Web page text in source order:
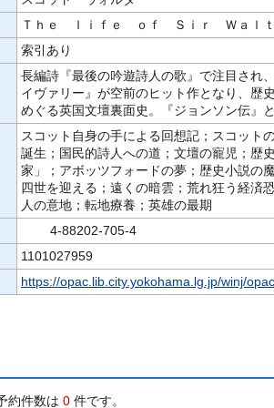
Ｔｈｅ ｌｉｆｅ ｏｆ Ｓｉｒ Ｗａｌｔ
索引あり
長編詩『最後の吟遊詩人の歌』で注目され
イヴァリー』が空前のヒット作となり、歴
めぐる英国文壇裏面史。『ジョンソン伝』と
スコット自身の手による回想記；スコット
誕生；国民的詩人への道；文壇の寵児；歴
家」；アボッツフォードの夢；歴史小説の
四世を迎える；遠くの暗雲；荒れ狂う経済
人の意地；転地療養；英雄の最期
4-88202-705-4
1101027959
https://opac.lib.city.yokohama.lg.jp/winj/
約件数は 0 件です。